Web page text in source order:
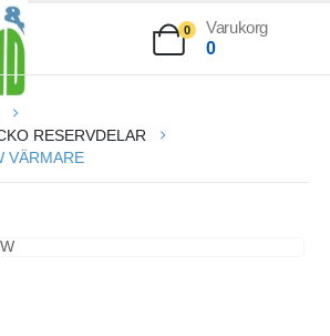
0
Varukorg
0
RESERVDELAR
VÄRMARE